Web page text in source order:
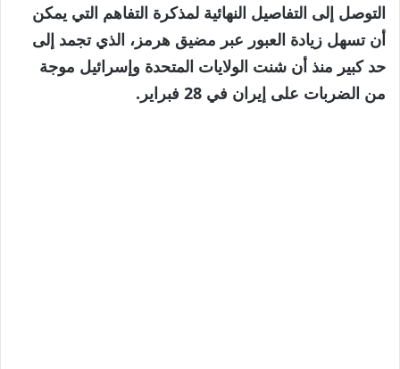
التوصل إلى التفاصيل النهائية لمذكرة التفاهم التي يمكن
أن تسهل زيادة العبور عبر مضيق هرمز، الذي تجمد إلى
حد كبير منذ أن شنت الولايات المتحدة وإسرائيل موجة
من الضربات على إيران في 28 فبراير.